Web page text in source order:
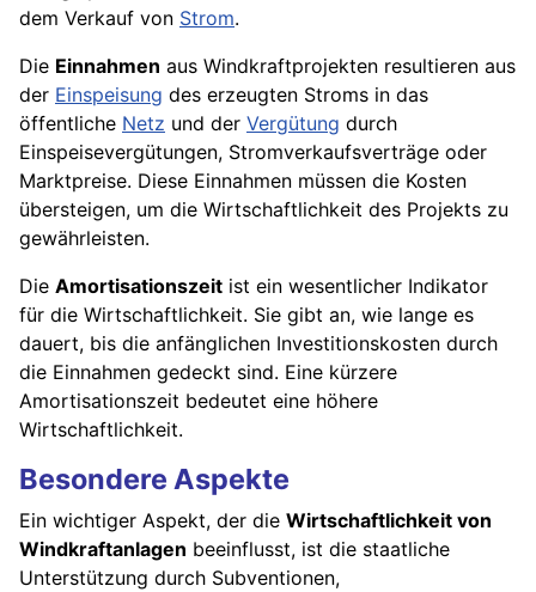
dem Verkauf von Strom.
Die Einnahmen aus Windkraftprojekten resultieren aus
der Einspeisung des erzeugten Stroms in das
öffentliche Netz und der Vergütung durch
Einspeisevergütungen, Stromverkaufsverträge oder
Marktpreise. Diese Einnahmen müssen die Kosten
übersteigen, um die Wirtschaftlichkeit des Projekts zu
gewährleisten.
Die Amortisationszeit ist ein wesentlicher Indikator
für die Wirtschaftlichkeit. Sie gibt an, wie lange es
dauert, bis die anfänglichen Investitionskosten durch
die Einnahmen gedeckt sind. Eine kürzere
Amortisationszeit bedeutet eine höhere
Wirtschaftlichkeit.
Besondere Aspekte
Ein wichtiger Aspekt, der die Wirtschaftlichkeit von
Windkraftanlagen beeinflusst, ist die staatliche
Unterstützung durch Subventionen,